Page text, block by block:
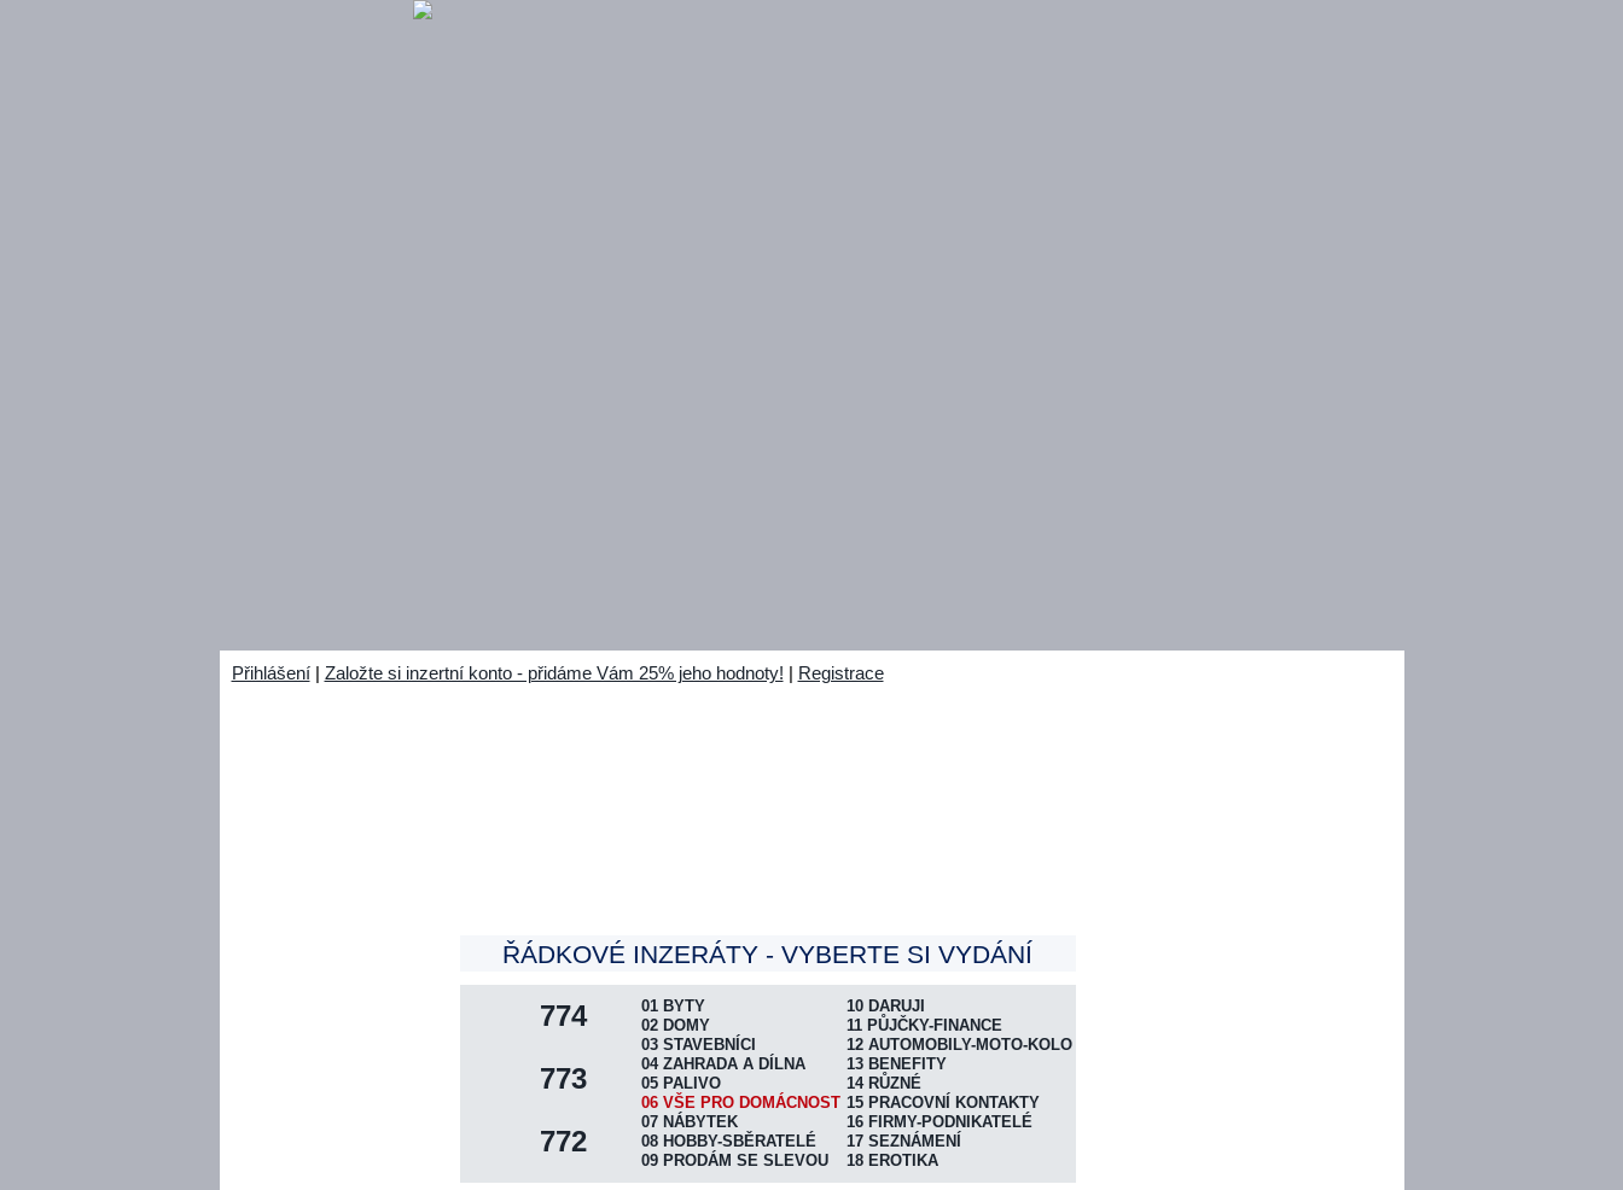
Přihlášení| Založte si inzertní konto - přidáme Vám 25% jeho hodnoty! | Registrace
ŘÁDKOVÉ INZERÁTY - VYBERTE SI VYDÁNÍ
774
773
772
01 BYTY
02 DOMY
03 STAVEBNÍCI
04 ZAHRADA A DÍLNA
05 PALIVO
06 VŠE PRO DOMÁCNOST
07 NÁBYTEK
08 HOBBY-SBĚRATELÉ
09 PRODÁM SE SLEVOU
10 DARUJI
11 PŮJČKY-FINANCE
12 AUTOMOBILY-MOTO-KOLO
13 BENEFITY
14 RŮZNÉ
15 PRACOVNÍ KONTAKTY
16 FIRMY-PODNIKATELÉ
17 SEZNÁMENÍ
18 EROTIKA